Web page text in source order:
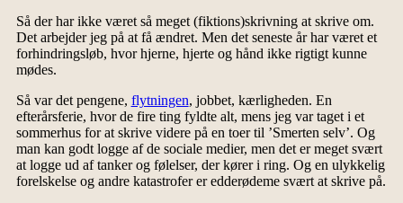
Så der har ikke været så meget (fiktions)skrivning at skrive om.
Det arbejder jeg på at få ændret. Men det seneste år har været et
forhindringsløb, hvor hjerne, hjerte og hånd ikke rigtigt kunne
mødes.
Så var det pengene, flytningen, jobbet, kærligheden. En
efterårsferie, hvor de fire ting fyldte alt, mens jeg var taget i et
sommerhus for at skrive videre på en toer til ’Smerten selv’. Og
man kan godt logge af de sociale medier, men det er meget svært
at logge ud af tanker og følelser, der kører i ring. Og en ulykkelig
forelskelse og andre katastrofer er edderødeme svært at skrive på.